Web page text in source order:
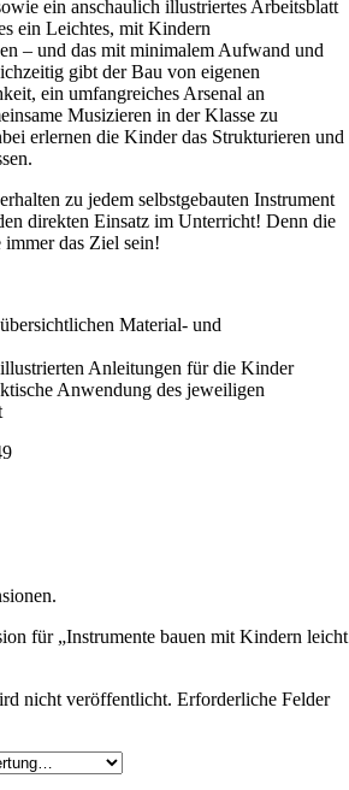
ein anschaulich illustriertes Arbeitsblatt
ein Leichtes, mit Kindern
– und das mit minimalem Aufwand und
gibt der Bau von eigenen
ein umfangreiches Arsenal an
Musizieren in der Klasse zu
erlernen die Kinder das Strukturieren und
zu jedem selbstgebauten Instrument
direkten Einsatz im Unterricht! Denn die
das Ziel sein!
Material- und
Anleitungen für die Kinder
Anwendung des jeweiligen
für „Instrumente bauen mit Kindern leicht
nicht veröffentlicht. Erforderliche Felder